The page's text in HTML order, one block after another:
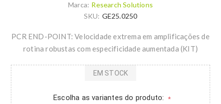
Marca: Research Solutions
SKU: GE25.0250
PCR END-POINT: Velocidade extrema em amplificações de
rotina robustas com especificidade aumentada (KIT)
Escolha as variantes do produto: *
EM STOCK